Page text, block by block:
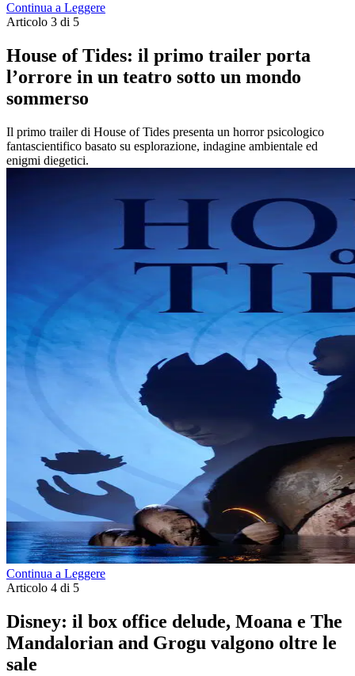
Continua a Leggere
Articolo 3 di 5
House of Tides: il primo trailer porta
l’orrore in un teatro sotto un mondo
sommerso
Il primo trailer di House of Tides presenta un horror psicologico
fantascientifico basato su esplorazione, indagine ambientale ed
enigmi diegetici.
Continua a Leggere
Articolo 4 di 5
Disney: il box office delude, Moana e The
Mandalorian and Grogu valgono oltre le
sale